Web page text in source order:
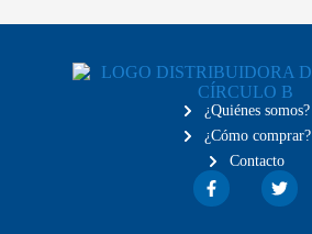
¿Quiénes somos?
¿Cómo comprar?
Contacto